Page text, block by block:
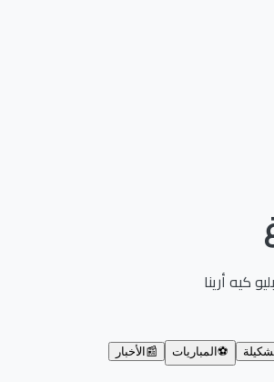
أرينا
⚽ المباريات 📰 الأخبار